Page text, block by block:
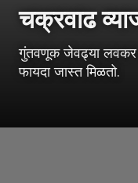
चक्रवाढ
गुंतवणूक जेवढ्या लवकर
फायदा जास्त मिळतो.